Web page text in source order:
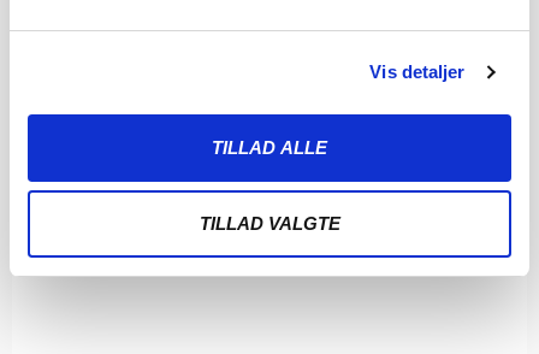
Vis detaljer
TILLAD ALLE
TILLAD VALGTE